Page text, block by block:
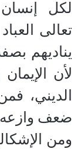
لكل
تعالى
يناديهم
لأن
الديني،
ضعف وازعه
​ومن